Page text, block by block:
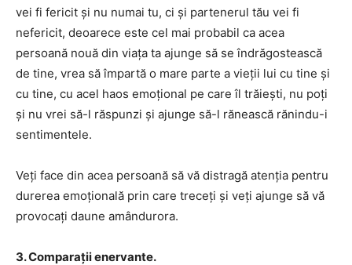
vei fi fericit și nu numai tu, ci și partenerul tău vei fi
nefericit, deoarece este cel mai probabil ca acea
persoană nouă din viața ta ajunge să se îndrăgostească
de tine, vrea să împartă o mare parte a vieții lui cu tine și
cu tine, cu acel haos emoțional pe care îl trăiești, nu poți
și nu vrei să-l răspunzi și ajunge să-l rănească rănindu-i
sentimentele.
Veți face din acea persoană să vă distragă atenția pentru
durerea emoțională prin care treceți și veți ajunge să vă
provocați daune amândurora.
3. Comparații enervante.